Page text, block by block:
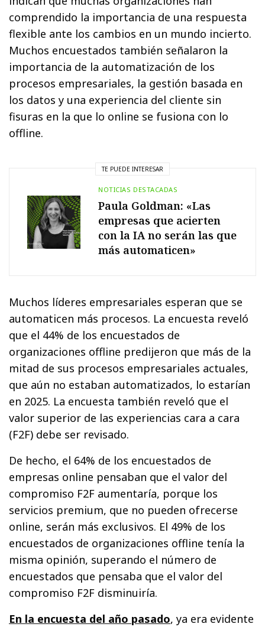
comprendido la importancia de una respuesta
flexible ante los cambios en un mundo incierto.
Muchos encuestados también señalaron la
importancia de la automatización de los
procesos empresariales, la gestión basada en
los datos y una experiencia del cliente sin
fisuras en la que lo online se fusiona con lo
offline.
TE PUEDE INTERESAR
NOTICIAS DESTACADAS
Paula Goldman: «Las
empresas que acierten
con la IA no serán las que
más automaticen»
Muchos líderes empresariales esperan que se
automaticen más procesos. La encuesta reveló
que el 44% de los encuestados de
organizaciones offline predijeron que más de la
mitad de sus procesos empresariales actuales,
que aún no estaban automatizados, lo estarían
en 2025. La encuesta también reveló que el
valor superior de las experiencias cara a cara
(F2F) debe ser revisado.
De hecho, el 64% de los encuestados de
empresas online pensaban que el valor del
compromiso F2F aumentaría, porque los
servicios premium, que no pueden ofrecerse
online, serán más exclusivos. El 49% de los
encuestados de organizaciones offline tenía la
misma opinión, superando el número de
encuestados que pensaba que el valor del
compromiso F2F disminuiría.
En la encuesta del año pasado, ya era evidente